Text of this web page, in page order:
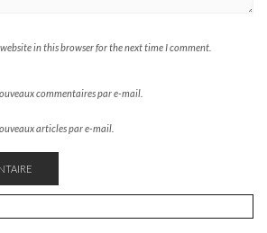
in this browser for the next time I comment.
commentaires par e-mail.
articles par e-mail.